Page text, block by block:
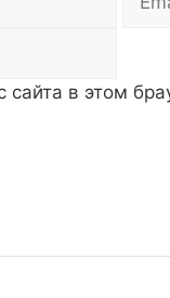
сайта в этом